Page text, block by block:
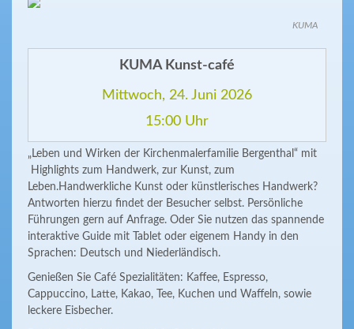
KUMA
KUMA Kunst-café
Mittwoch, 24. Juni 2026
15:00 Uhr
„Leben und Wirken der Kirchenmalerfamilie Bergenthal“ mit
Highlights zum Handwerk, zur Kunst, zum
Leben.Handwerkliche Kunst oder künstlerisches Handwerk?
Antworten hierzu findet der Besucher selbst. Persönliche
Führungen gern auf Anfrage. Oder Sie nutzen das spannende
interaktive Guide mit Tablet oder eigenem Handy in den
Sprachen: Deutsch und Niederländisch.
Genießen Sie Café Spezialitäten: Kaffee, Espresso,
Cappuccino, Latte, Kakao, Tee, Kuchen und Waffeln, sowie
leckere Eisbecher.